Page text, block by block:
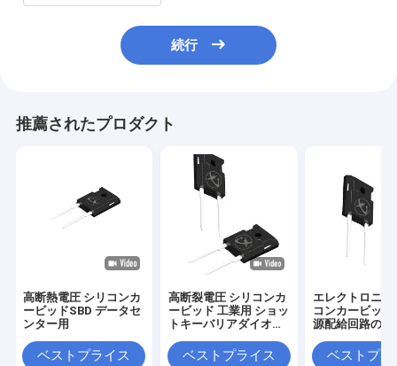
続行
推薦されたプロダクト
高断熱電圧 シリコンカ
ービッドSBD データセ
ンター用
ベストプライス
高断裂電圧 シリコンカ
ービッド 工業用 ショッ
トキーバリアダイオー
ベストプライス
エレクトロニク
コンカービッド
源配給回路のた
ベストプラ